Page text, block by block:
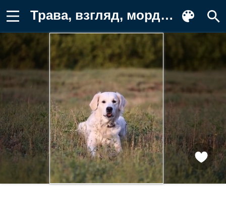
Трава, взгляд, мордочка, собака Фон для телефона